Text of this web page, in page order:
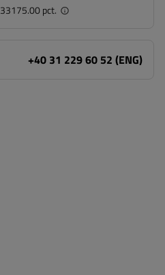
33175.00 pct.
+40 31 229 60 52 (ENG)